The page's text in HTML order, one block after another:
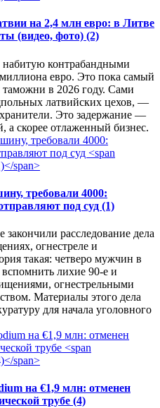
на 2,4 млн евро: в Литве
(видео, фото) (2)
контрабандными
евро. Это пока самый
в 2026 году. Сами
латвийских цехов, —
Это задержание —
а скорее отлаженный бизнес.
требовали 4000:
под суд (1)
закончили расследование дела
огнестреле и
такая: четверо мужчин в
лихие 90-е и
огнестрельными
Материалы этого дела
для начала уголовного
на €1,9 млн: отменен
трубе (4)